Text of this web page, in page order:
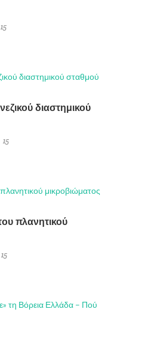
15
διαστημικού
15
πλανητικού
15